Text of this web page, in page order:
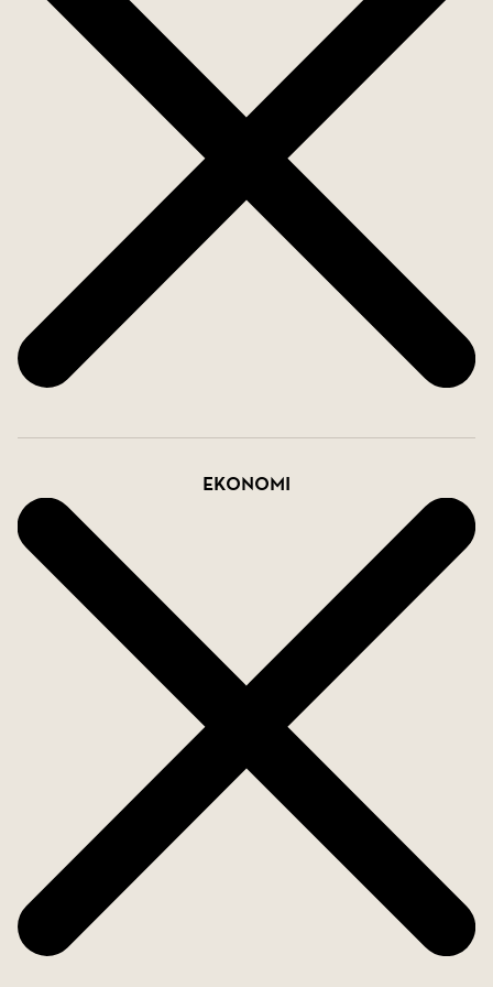
innergården. Det smakfulla köket är utrustat med
full maskinpark och erbjuder goda arbetsytor för
både vardag och fest. Köket går i en beige ton som
ger bostaden en varm och ombonad känsla.
Samtidigt renoverades även golv, ytskikt och
badrum. Material- och färgvalen är noggrant
utvalda och harmonierar fint genom hela
bostaden, vilket ger ett enhetligt och trivsamt
intryck. Och som att detta inte vore nog finns
dubbla toaletter, ett fullutrustat badrum med
tvättmaskin och en extra wc. Nuvarande ägare har
även dragit ny el i bostaden och uppgraderat
Här bor du i ett lugnt och naturnära område med
bara minuter till närmaste badplats och
bryggpromenaden som sträcker sig längs
Mälarens vatten i Gröndal. I huset bredvid finns en
liten med välsorterad matbutik, buss, samt flera
fina skogspartier och lekplatser inom kort
promenadavstånd. I föreningen finns garage, hiss
ner till stort källarförråd samt barnvagnsrum i
trapphuset. Föreningen erbjuder även en
övernattningslägenhet. Läget är svårslaget längst
ut på en udde i ett mycket familjevänligt område.
Nedanför huset finns en båtklubb och dessutom
går pendlarbåten från Ekensberg som med SL-kort
tar dig in till city snabbt och smidigt. I närheten
Ekonomi